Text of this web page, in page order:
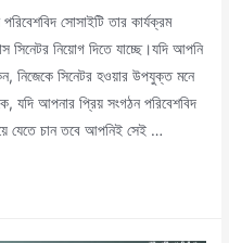
সোসাইটি তার কার্যক্রম
সিনেটর নিয়োগ দিতে যাচ্ছে।যদি আপনি
নিজেকে সিনেটর হওয়ার উপযুক্ত মনে
যদি আপনার প্রিয় সংগঠন পরিবেশবিদ
যেতে চান তবে আপনিই সেই …